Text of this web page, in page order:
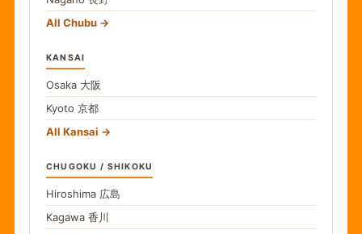
All Chubu
KANSAI
Osaka 大阪
Kyoto 京都
All Kansai
CHUGOKU / SHIKOKU
Hiroshima 広島
Kagawa 香川